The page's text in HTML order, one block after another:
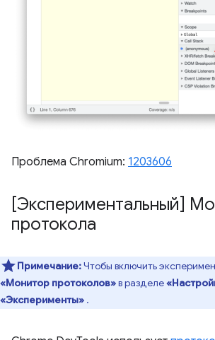
Проблема Chromium: 1203606
[Экспериментальный]
протокола
Примечание:Чтобы включить
«Монитор протоколов»в разделе
«Эксперименты» .